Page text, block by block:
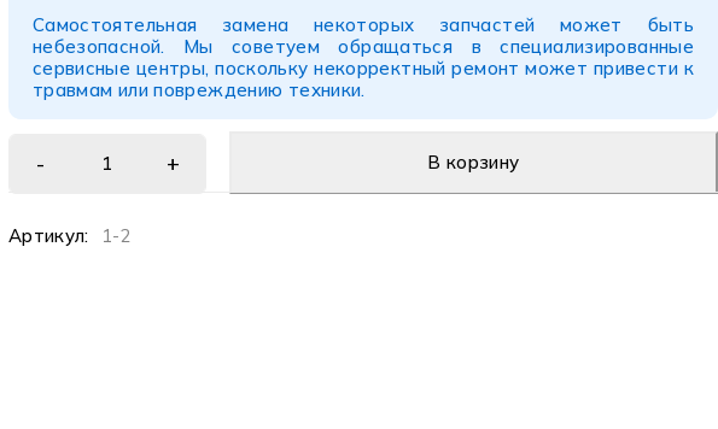
Самостоятельная замена некоторых запчастей может быть
небезопасной. Мы советуем обращаться в специализированные
сервисные центры, поскольку некорректный ремонт может привести к
травмам или повреждению техники.
В корзину
Артикул: 1-2